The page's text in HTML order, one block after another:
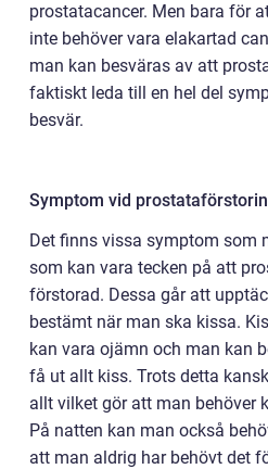
prostatacancer. Men bara för
inte behöver vara elakartad
man kan besväras av att
faktiskt leda till en hel del
besvär.
Symptom vid
Det finns vissa symptom som
som kan vara tecken på att
förstorad. Dessa går att
bestämt när man ska kissa.
kan vara ojämn och man kan
få ut allt kiss. Trots detta
allt vilket gör att man behöver
På natten kan man också
att man aldrig har behövt det